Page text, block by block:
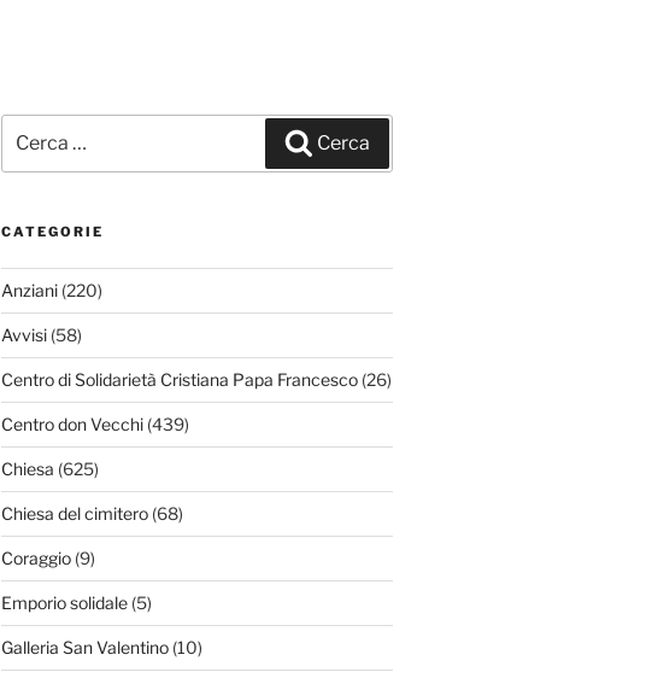
Cerca
CATEGORIE
Anziani(220)
Avvisi(58)
Centro di Solidarietà Cristiana Papa Francesco(26)
Centro don Vecchi(439)
Chiesa (625)
Chiesa del cimitero(68)
Coraggio(9)
Emporio solidale(5)
Galleria San Valentino(10)